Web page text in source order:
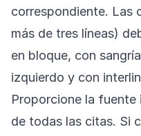
correspondiente. Las
más de tres líneas)
en bloque, con
izquierdo y con
Proporcione la fuente
de todas las citas. Si